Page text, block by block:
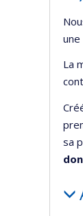
une
La
sa